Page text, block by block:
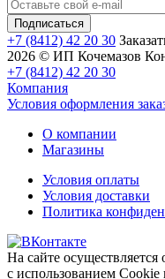
+7 (8412) 42 20 30
2026 © ИП Кочемазов
+7 (8412) 42 20 30
Компания
Условия оформления
О компании
Магазины
Условия оплаты
Условия доставки
Политика
На сайте осуществляется
с использованием Cookie